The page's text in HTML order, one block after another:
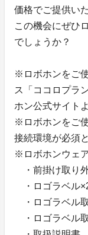
価格でご提供い
この機会にぜひ
でしょうか？
※ロボホンをご
ス「ココロプラ
ホン公式サイト
※ロボホンをご
接続環境が必須
※ロボホンウェ
・前掛け取り
・ロゴラベル
・ロゴラベル
・ロゴラベル